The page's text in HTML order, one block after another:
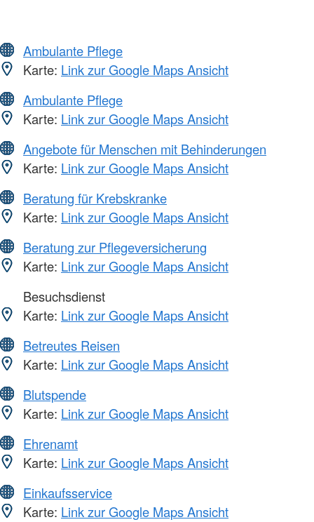
Ambulante Pflege
Karte: Link zur Google Maps Ansicht
Ambulante Pflege
Karte: Link zur Google Maps Ansicht
Angebote für Menschen mit Behinderungen
Karte: Link zur Google Maps Ansicht
Beratung für Krebskranke
Karte: Link zur Google Maps Ansicht
Beratung zur Pflegeversicherung
Karte: Link zur Google Maps Ansicht
Besuchsdienst
Karte: Link zur Google Maps Ansicht
Betreutes Reisen
Karte: Link zur Google Maps Ansicht
Blutspende
Karte: Link zur Google Maps Ansicht
Ehrenamt
Karte: Link zur Google Maps Ansicht
Einkaufsservice
Karte: Link zur Google Maps Ansicht